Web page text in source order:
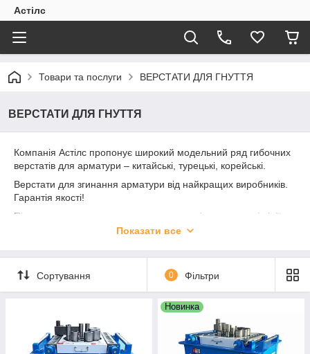
Астілс
Товари та послуги ВЕРСТАТИ ДЛЯ ГНУТТЯ
ВЕРСТАТИ ДЛЯ ГНУТТЯ
Компанія Астілс пропонує широкий модельний ряд гибочних
верстатів для арматури – китайські, турецькі, корейські.
Верстати для згинання арматури від найкращих виробників.
Гарантія якості!
Під замовлення доставляємо промислові автоматичні лінії з
безліччю функцій та шаблонів. Налаштовуємо та
Показати все
Сортування 0 Фільтри
Новинка